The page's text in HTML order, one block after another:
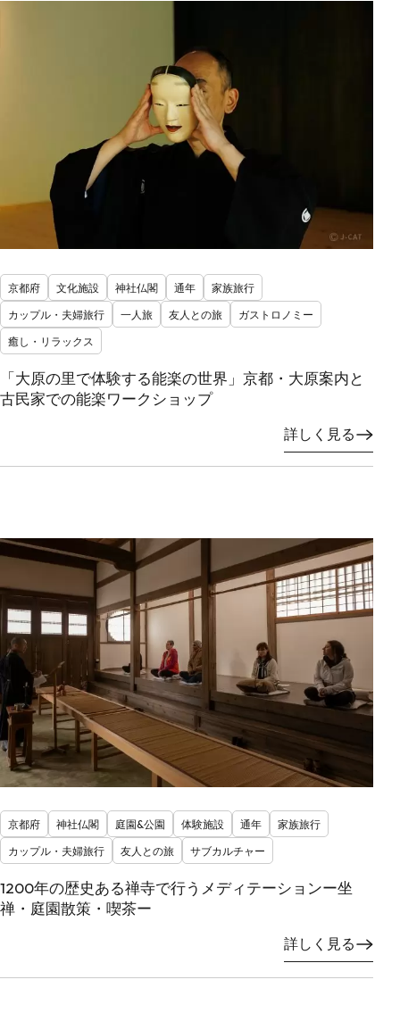
京都府 文化施設 神社仏閣 通年
家族旅行
カップル・夫婦旅行
一人旅 友人との旅
ガストロノミー
癒し・リラックス
「大原の里で体験する能楽の世界」京都・大原案内と
古民家での能楽ワークショップ
詳しく見る
京都府 神社仏閣 庭園&公園 体験施設 通年
家族旅行
カップル・夫婦旅行
友人との旅 サブカルチャー
1200年の歴史ある禅寺で行うメディテーションー坐
禅・庭園散策・喫茶ー
詳しく見る